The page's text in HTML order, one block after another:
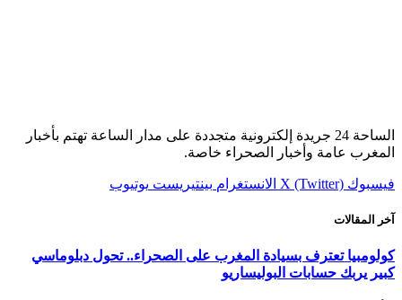
الساحة 24 جريدة إلكترونية متجددة على مدار الساعة تهتم بأخبار
المغرب عامة وأخبار الصحراء خاصة.
فيسبوك X (Twitter) الانستغرام بينتيريست يوتيوب
آخر المقالات
كولومبيا تعترف بسيادة المغرب على الصحراء.. تحول دبلوماسي
كبير يربك حسابات البوليساريو